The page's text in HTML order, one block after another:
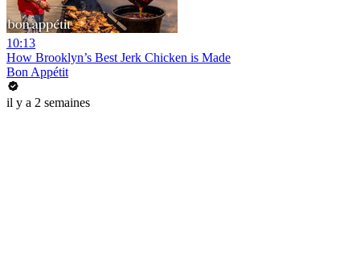
10:13
How Brooklyn’s Best Jerk Chicken is Made
Bon Appétit
il y a 2 semaines